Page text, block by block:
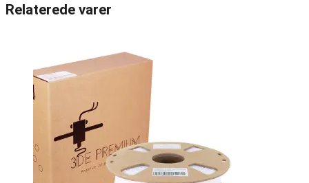
Relaterede varer